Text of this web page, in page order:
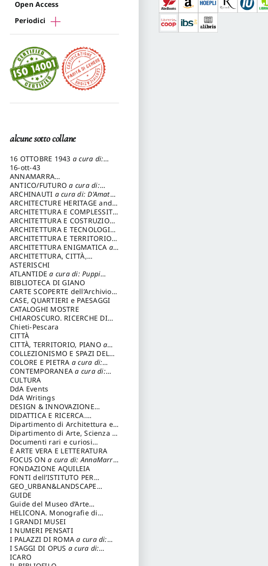
Open Access
Periodici
alcune sotto collane
16 OTTOBRE 1943 a cura di:
Pezzetti Marcello
16-ott-43
ANNAMARRA
CONTEMPORANEA
ANTICO/FUTUROa cura di:
Varagnoli Claudio
ARCHINAUTI a cura di: D'Amato
Claudio
ARCHITECTURE HERITAGE and
DESIGN
ARCHITETTURA E COMPLESSITÀ
a cura di: Piva Antonio
ARCHITETTURA E COSTRUZIONE
a cura di: Poretti Sergio
ARCHITETTURA E TECNOLOGIA
a cura di: Carrara Gianfranco
ARCHITETTURA E TERRITORIOa
cura di: Pietrogrande Enrico
ARCHITETTURA ENIGMATICA a
cura di: Lenci Ruggero
ARCHITETTURA, CITTÀ,
MEMORIAa cura di: Valeriani
Enrico
ASTERISCHI
ATLANTIDEa cura di: Puppi
Lionello
BIBLIOTECA DI GIANO
CARTE SCOPERTE dell’Archivio
Storico Capitolino
CASE, QUARTIERI e PAESAGGI
CATALOGHI MOSTRE
CHIAROSCURO. RICERCHE DI
STORIA E STORIA DELL'ARTE
cura di: Di Carpegna Falconieri
Tommaso
Chieti-Pescara
CITTÀ
CITTÀ, TERRITORIO, PIANO a
cura di: Imbesi Giuseppe
COLLEZIONISMO E SPAZI DEL
COLLEZIONISMO a cura di:
Magnani Lauro
COLORE E PIETRA a cura di:
Selvaggi Giuseppe
CONTEMPORANEAa cura di:
Gubinelli Luna
CULTURA
DdA Events
DdA Writings
DESIGN & INNOVAZIONE
TECNOLOGICAa cura di:
Vallicelli Andrea
DIDATTICA E RICERCA.
Quaderni della Scuola
Dipartimento di Architettura e
Analisi della Città Mediterranea
Dipartimento di Arte, Scienza e
Tecnica del Costuire
Documenti rari e curiosi
dall'Archivio Segreto
È ARTE VERA E LETTERATURA
FOCUS ONa cura di: AnnaMarra
Contemporanea
FONDAZIONE AQUILEIA
FONTI dell’ISTITUTO PER
STORIA DEL RISORGIMENTO
GEO_URBAN&LANDSCAPE
PLANNING (GULP)
Trusiani Elio
GUIDE
Guide del Museo d’Arte
Orientale “Giuseppe Tucci”
HELICONA. Monografie di
Storia dell'Artea cura di: Gallo
Marco
I GRANDI MUSEI
I NUMERI PENSATI
I PALAZZI DI ROMAa cura di:
Ippoliti Alessandro
I SAGGI DI OPUS a cura di:
Scalesse Tommaso
ICARO